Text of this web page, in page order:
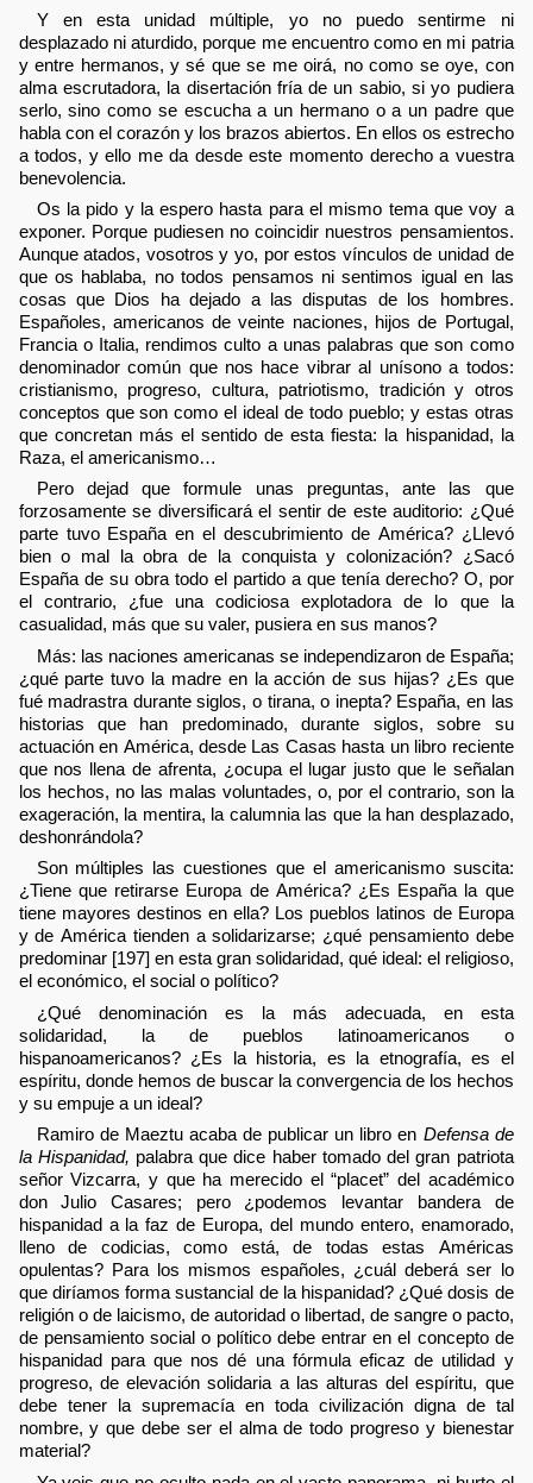
Y en esta unidad múltiple, yo no puedo sentirme ni
desplazado ni aturdido, porque me encuentro como en mi patria
y entre hermanos, y sé que se me oirá, no como se oye, con
alma escrutadora, la disertación fría de un sabio, si yo pudiera
serlo, sino como se escucha a un hermano o a un padre que
habla con el corazón y los brazos abiertos. En ellos os estrecho
a todos, y ello me da desde este momento derecho a vuestra
benevolencia.
Os la pido y la espero hasta para el mismo tema que voy a
exponer. Porque pudiesen no coincidir nuestros pensamientos.
Aunque atados, vosotros y yo, por estos vínculos de unidad de
que os hablaba, no todos pensamos ni sentimos igual en las
cosas que Dios ha dejado a las disputas de los hombres.
Españoles, americanos de veinte naciones, hijos de Portugal,
Francia o Italia, rendimos culto a unas palabras que son como
denominador común que nos hace vibrar al unísono a todos:
cristianismo, progreso, cultura, patriotismo, tradición y otros
conceptos que son como el ideal de todo pueblo; y estas otras
que concretan más el sentido de esta fiesta: la hispanidad, la
Raza, el americanismo…
Pero dejad que formule unas preguntas, ante las que
forzosamente se diversificará el sentir de este auditorio: ¿Qué
parte tuvo España en el descubrimiento de América? ¿Llevó
bien o mal la obra de la conquista y colonización? ¿Sacó
España de su obra todo el partido a que tenía derecho? O, por
el contrario, ¿fue una codiciosa explotadora de lo que la
casualidad, más que su valer, pusiera en sus manos?
Más: las naciones americanas se independizaron de España;
¿qué parte tuvo la madre en la acción de sus hijas? ¿Es que
fué madrastra durante siglos, o tirana, o inepta? España, en las
historias que han predominado, durante siglos, sobre su
actuación en América, desde Las Casas hasta un libro reciente
que nos llena de afrenta, ¿ocupa el lugar justo que le señalan
los hechos, no las malas voluntades, o, por el contrario, son la
exageración, la mentira, la calumnia las que la han desplazado,
deshonrándola?
Son múltiples las cuestiones que el americanismo suscita:
¿Tiene que retirarse Europa de América? ¿Es España la que
tiene mayores destinos en ella? Los pueblos latinos de Europa
y de América tienden a solidarizarse; ¿qué pensamiento debe
predominar [197] en esta gran solidaridad, qué ideal: el religioso,
el económico, el social o político?
¿Qué denominación es la más adecuada, en esta
solidaridad, la de pueblos latinoamericanos o
hispanoamericanos? ¿Es la historia, es la etnografía, es el
espíritu, donde hemos de buscar la convergencia de los hechos
y su empuje a un ideal?
Ramiro de Maeztu acaba de publicar un libro en Defensa de
la Hispanidad, palabra que dice haber tomado del gran patriota
señor Vizcarra, y que ha merecido el “placet” del académico
don Julio Casares; pero ¿podemos levantar bandera de
hispanidad a la faz de Europa, del mundo entero, enamorado,
lleno de codicias, como está, de todas estas Américas
opulentas? Para los mismos españoles, ¿cuál deberá ser lo
que diríamos forma sustancial de la hispanidad? ¿Qué dosis de
religión o de laicismo, de autoridad o libertad, de sangre o pacto,
de pensamiento social o político debe entrar en el concepto de
hispanidad para que nos dé una fórmula eficaz de utilidad y
progreso, de elevación solidaria a las alturas del espíritu, que
debe tener la supremacía en toda civilización digna de tal
nombre, y que debe ser el alma de todo progreso y bienestar
material?